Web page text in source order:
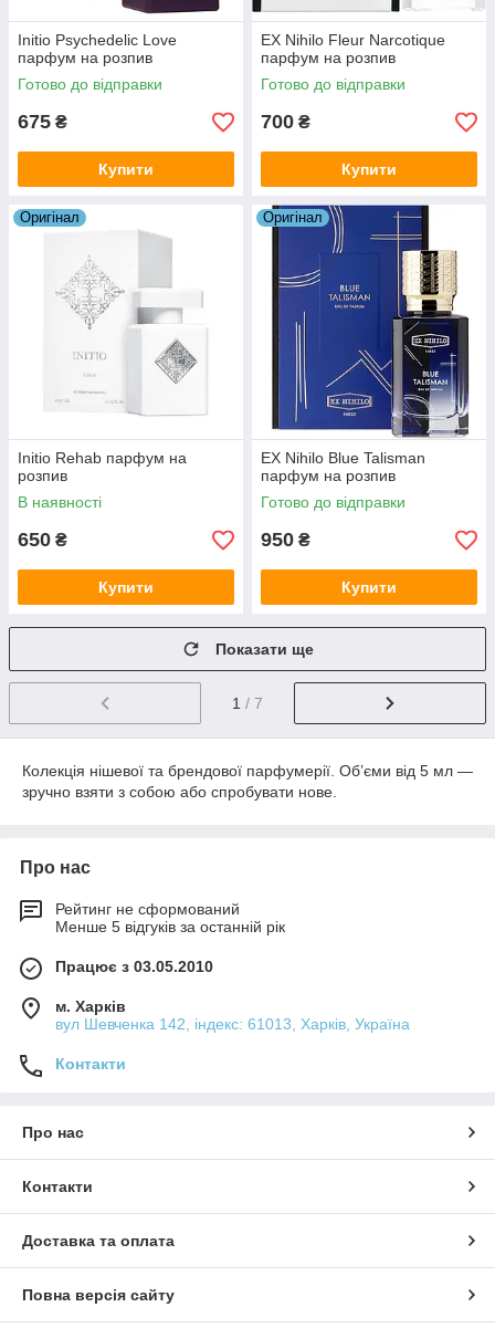
Initio Psychedelic Love
парфум на розпив
Готово до відправки
675 ₴
Купити
EX Nihilo Fleur Narcotique
парфум на розпив
Готово до відправки
700 ₴
Купити
Оригiнал
Initio Rehab парфум на
розпив
В наявності
650 ₴
Купити
Оригiнал
EX Nihilo Blue Talisman
парфум на розпив
Готово до відправки
950 ₴
Купити
Показати ще
1 / 7
Колекція нішевої та брендової парфумерії. Об’єми від 5 мл —
зручно взяти з собою або спробувати нове.
Про нас
Рейтинг не сформований
Менше 5 відгуків за останній рік
Працює з 03.05.2010
м. Харків
вул Шевченка 142, iндекс: 61013, Харків, Україна
Контакти
Про нас
Контакти
Доставка та оплата
Повна версія сайту